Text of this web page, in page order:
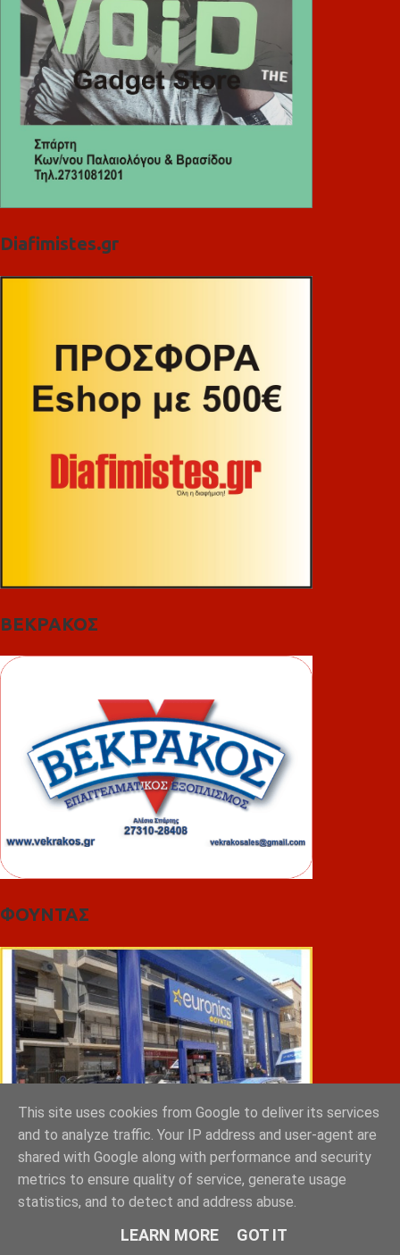
Diafimistes.gr
ΒΕΚΡΑΚΟΣ
ΦΟΥΝΤΑΣ
ΣΠΥΡΑΚΗΣ ΠΑΝΑΓΙΩΤΗΣ & YIOI ΣΠΑΡΤΗ
This site uses cookies from Google to deliver its services
and to analyze traffic. Your IP address and user-agent are
shared with Google along with performance and security
metrics to ensure quality of service, generate usage
statistics, and to detect and address abuse.
LEARN MORE GOT IT